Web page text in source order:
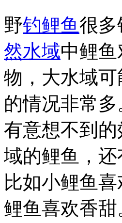
野钓鲤鱼很多
然水域中鲤鱼
物，大水域
的情况非常
有意想不到
域的鲤鱼，
比如小鲤鱼
鲤鱼喜欢香